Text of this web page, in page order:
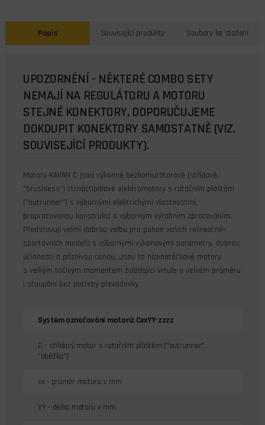
Popis Související produkty Soubory ke stažení
UPOZORNĚNÍ - NĚKTERÉ COMBO SETY
NEMAJÍ NA REGULÁTORU A MOTORU
STEJNÉ KONEKTORY, DOPORUČUJEME
DOKOUPIT KONEKTORY SAMOSTATNĚ (VIZ.
SOUVISEJÍCÍ PRODUKTY).
Motory KAVAN C jsou výkonné bezkomutátorové (střídavé,
"brushless") čtrnáctipólové elektromotory s rotačním pláštěm
("outrunner") s výbornými elektrickými vlastnostmi,
propracovanou konstrukcí a výborným výrobním zpracováním.
Představují velmi dobrou volbu pro pohon vašich rekreačně-
sportovních modelů s výbornými výkonovými parametry, dobrou
účinností a příznivou cenou. Jsou to nízkootáčkové motory
s velkým točivým momentem zvládající vrtule o velkém průměru
i stoupání bez potřeby převodovky.
Systém označování motorů: CxxYY-zzzz
C - střídavý motor s rotačním pláštěm ("outrunner",
"oběžka")
xx - průměr motoru v mm
YY - délka motoru v mm